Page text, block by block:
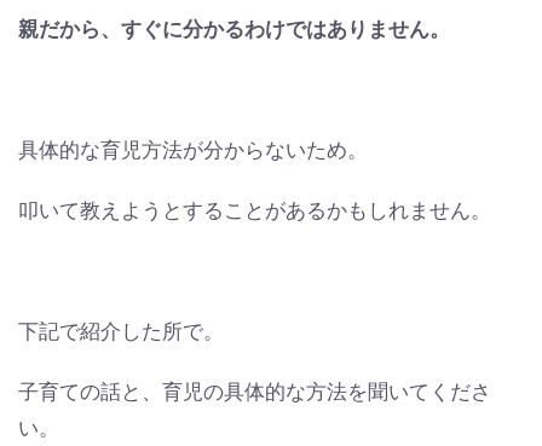
親だから、すぐに分かるわけではありません。
具体的な育児方法が分からないため。
叩いて教えようとすることがあるかもしれません。
下記で紹介した所で。
子育ての話と、育児の具体的な方法を聞いてくださ
い。